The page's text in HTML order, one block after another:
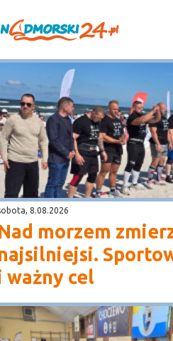
8.08.2026
morzem
ważny cel